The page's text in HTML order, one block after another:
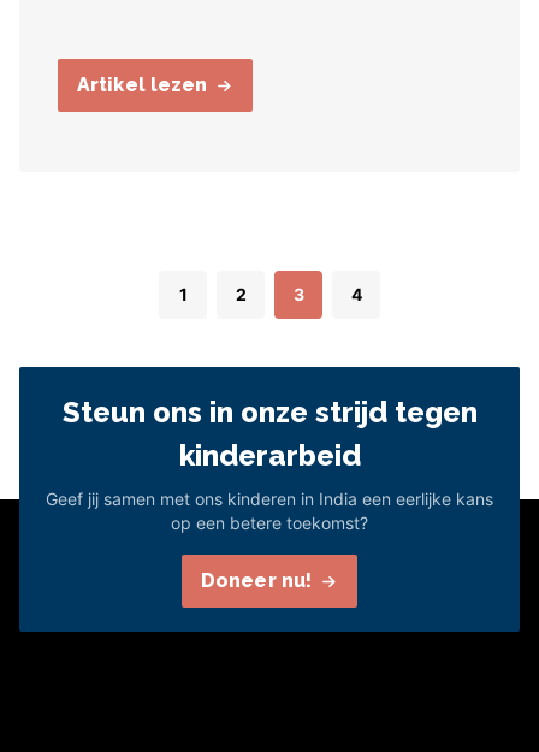
Artikel lezen
1 2 3 4
Steun ons in onze strijd tegen
kinderarbeid
Geef jij samen met ons kinderen in India een eerlijke kans
op een betere toekomst?
Doneer nu!